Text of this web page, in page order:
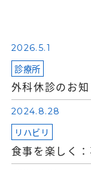
2026.5.1
診療所
外科休診のお
2024.8.28
リハビリ
食事を楽しく